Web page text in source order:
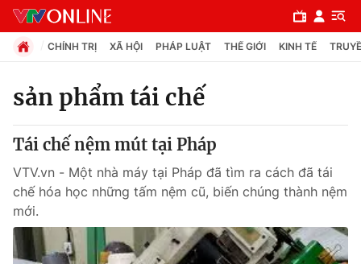
Chuyên mục
Xã hội
Pháp luật
CHÍNH TRỊ XÃ HỘI PHÁP LUẬT THẾ GIỚI KINH TẾ
sản phẩm tái chế
Tái chế nệm mút tại Pháp
VTV.vn - Một nhà máy tại Pháp đã tìm ra cách đã tái
chế hóa học những tấm nệm cũ, biến chúng thành nệm
mới.